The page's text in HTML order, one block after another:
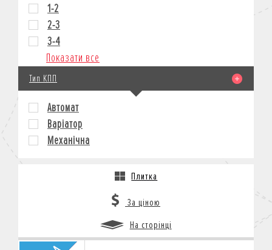
1-2
2-3
3-4
Показати все
Тип КПП
Автомат
Варіатор
Механічна
Плитка
За ціною
На сторінці